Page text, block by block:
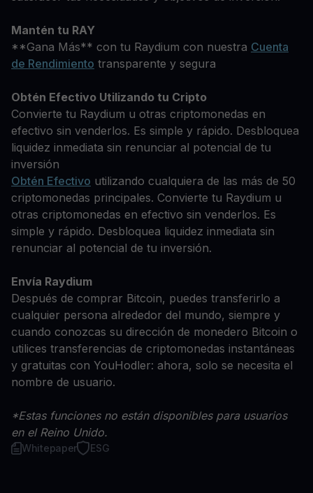
Mantén tu RAY
**Gana Más** con tu Raydium con nuestra Cuenta
de Rendimiento transparente y segura
Obtén Efectivo Utilizando tu Cripto
Convierte tu Raydium u otras criptomonedas en
efectivo sin venderlos. Es simple y rápido. Desbloquea
liquidez inmediata sin renunciar al potencial de tu
inversión
Obtén Efectivo utilizando cualquiera de las más de 50
criptomonedas principales. Convierte tu Raydium u
otras criptomonedas en efectivo sin venderlos. Es
simple y rápido. Desbloquea liquidez inmediata sin
renunciar al potencial de tu inversión.
Envía Raydium
Después de comprar Bitcoin, puedes transferirlo a
cualquier persona alrededor del mundo, siempre y
cuando conozcas su dirección de monedero Bitcoin o
utilices transferencias de criptomonedas instantáneas
y gratuitas con YouHodler: ahora, solo se necesita el
nombre de usuario.
*Estas funciones no están disponibles para usuarios
en el Reino Unido.
Whitepaper ESG